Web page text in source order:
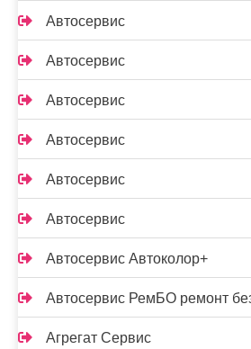
Автосервис
Автосервис
Автосервис
Автосервис
Автосервис
Автосервис
Автосервис Автоколор+
Автосервис РемБО ремонт
Агрегат Сервис